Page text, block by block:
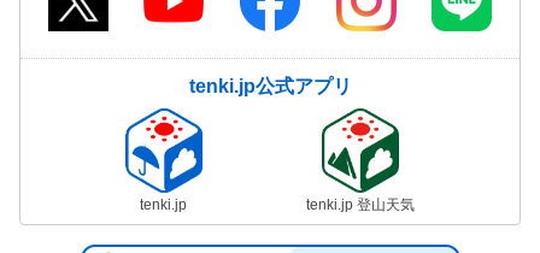
tenki.jp公式アプリ
tenki.jp tenki.jp 登山天気